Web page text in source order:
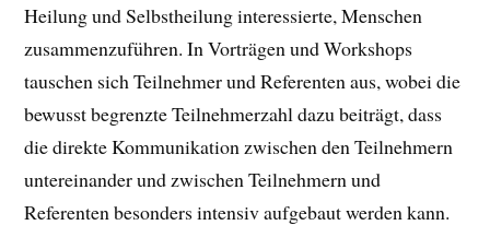
Heilung und Selbstheilung interessierte, Menschen
zusammenzuführen. In Vorträgen und Workshops
tauschen sich Teilnehmer und Referenten aus, wobei die
bewusst begrenzte Teilnehmerzahl dazu beiträgt, dass
die direkte Kommunikation zwischen den Teilnehmern
untereinander und zwischen Teilnehmern und
Referenten besonders intensiv aufgebaut werden kann.